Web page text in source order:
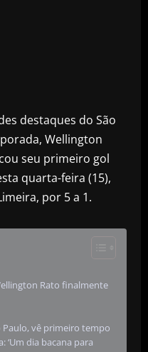
destaques do São
Wellington
seu primeiro gol
quarta-feira (15),
por 5 a 1.
Rato finalmente
Paulo, vê primeiro tempo
‘Um dia bacana para